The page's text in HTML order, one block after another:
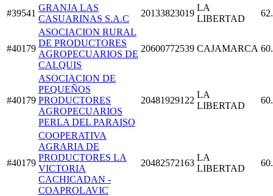
#39541
GRANJA LAS
CASUARINAS S.A.C
20133823019
LA
LIBERTAD
#40179
ASOCIACION RURAL
DE PRODUCTORES
AGROPECUARIOS DE
CALQUIS
20600772539 CAJAMARCA
#40179
ASOCIACION DE
PEQUEÑOS
PRODUCTORES
AGROPECUARIOS
PERLA DEL PARAISO
20481929122
LA
LIBERTAD
#40179
COOPERATIVA
AGRARIA DE
PRODUCTORES LA
VICTORIA
CACHICADAN -
COAPROLAVIC
20482572163
LA
LIBERTAD